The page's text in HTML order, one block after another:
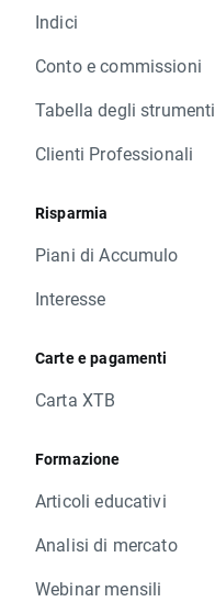
Indici
Conto e commissioni
Tabella degli strumenti
Clienti Professionali
Risparmia
Piani di Accumulo
Interesse
Carte e pagamenti
Carta XTB
Formazione
Articoli educativi
Analisi di mercato
Webinar mensili